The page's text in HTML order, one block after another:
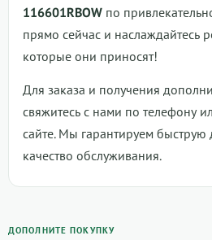
116601RBOW по
прямо сейчас и наслаждайтесь
которые они приносят!
Для заказа и получения
свяжитесь с нами по телефону
сайте. Мы гарантируем быструю
качество обслуживания.
ДОПОЛНИТЕ ПОКУПКУ